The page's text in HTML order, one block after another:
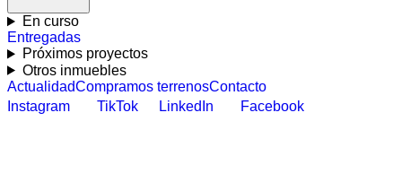
En curso
Entregadas
Próximos proyectos
Otros inmuebles
ActualidadCompramos terrenosContacto
Instagram
TikTok LinkedIn Facebook